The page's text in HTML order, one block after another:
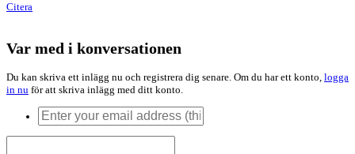
Citera
Var med i konversationen
Du kan skriva ett inlägg nu och registrera dig senare. Om du har ett konto, logga
in nu för att skriva inlägg med ditt konto.